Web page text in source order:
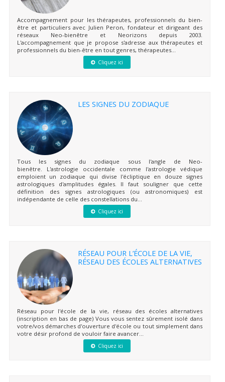
Accompagnement pour les thérapeutes, professionnels du bien-
être et particuliers avec Julien Peron, fondateur et dirigeant des
réseaux Neo-bienêtre et Neorizons depuis 2003.
L'accompagnement que je propose s'adresse aux thérapeutes et
professionnels du bien-être en tout genres, thérapeutes...
Cliquez ici
LES SIGNES DU ZODIAQUE
Tous les signes du zodiaque sous l'angle de Neo-
bienêtre. L'astrologie occidentale comme l'astrologie védique
emploient un zodiaque qui divise l'écliptique en douze signes
astrologiques d'amplitudes égales. Il faut souligner que cette
définition des signes astrologiques (ou astronomiques) est
indépendante de celle des constellations du...
Cliquez ici
RÉSEAU POUR L’ÉCOLE DE LA VIE,
RÉSEAU DES ÉCOLES ALTERNATIVES
Réseau pour l'école de la vie, réseau des écoles alternatives
(inscription en bas de page) Vous vous sentez sûrement isolé dans
votre/vos démarches d'ouverture d'école ou tout simplement dans
votre désir profond de vouloir faire avancer...
Cliquez ici